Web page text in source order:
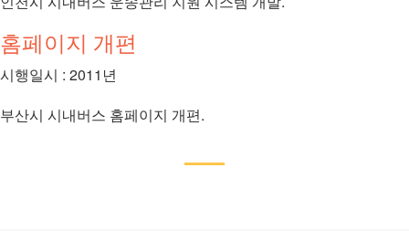
홈페이지 개편
시행일시 : 2011년
부산시 시내버스 홈페이지 개편.